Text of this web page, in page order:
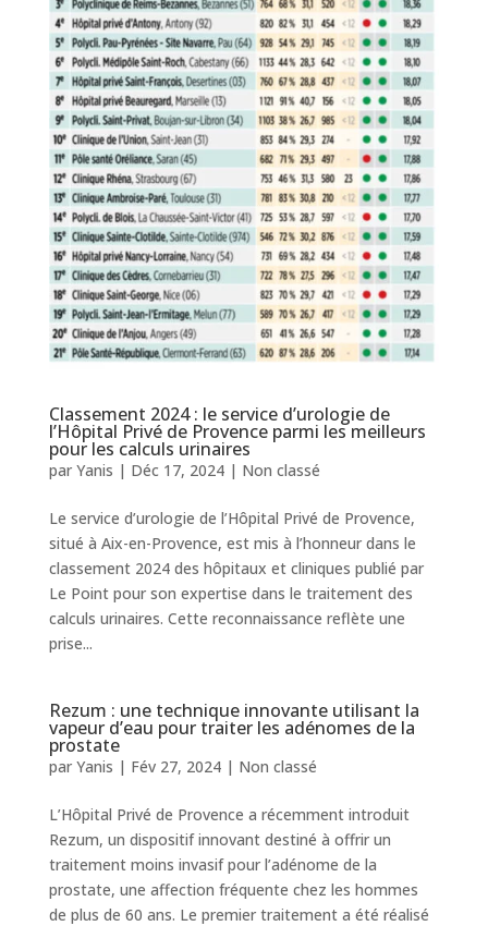
Classement 2024 : le service d’urologie de
l’Hôpital Privé de Provence parmi les meilleurs
pour les calculs urinaires
par Yanis | Déc 17, 2024| Non classé
Le service d’urologie de l’Hôpital Privé de Provence,
situé à Aix-en-Provence, est mis à l’honneur dans le
classement 2024 des hôpitaux et cliniques publié par
Le Point pour son expertise dans le traitement des
calculs urinaires. Cette reconnaissance reflète une
prise...
Rezum : une technique innovante utilisant la
vapeur d’eau pour traiter les adénomes de la
prostate
par Yanis | Fév 27, 2024| Non classé
L’Hôpital Privé de Provence a récemment introduit
Rezum, un dispositif innovant destiné à offrir un
traitement moins invasif pour l’adénome de la
prostate, une affection fréquente chez les hommes
de plus de 60 ans. Le premier traitement a été réalisé